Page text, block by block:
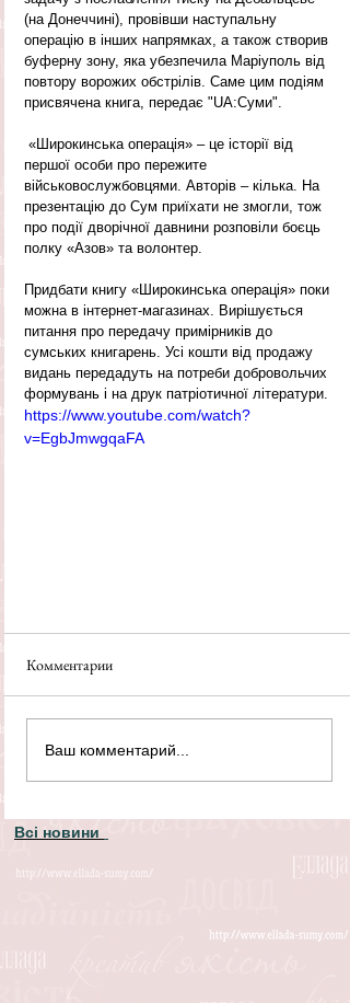
(на Донеччині), провівши наступальну
операцію в інших напрямках, а також створив
буферну зону, яка убезпечила Маріуполь від
повтору ворожих обстрілів. Саме цим подіям
присвячена книга, передає "UA:Суми".
першої особи про пережите
військовослужбовцями. Авторів – кілька. На
презентацію до Сум приїхати не змогли, тож
про події дворічної давнини розповіли боєць
полку «Азов» та волонтер.
Придбати книгу «Широкинська операція» поки
можна в інтернет-магазинах. Вирішується
питання про передачу примірників до
сумських книгарень. Усі кошти від продажу
видань передадуть на потреби добровольчих
формувань і на друк патріотичної літератури.
https://www.youtube.com/watch?
v=EgbJmwgqaFA
Комментарии
Ваш комментарий...
Всі новини